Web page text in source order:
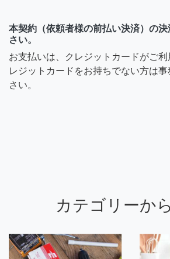
本契約（依頼者様の前払い決済）の
さい。
お支払いは、クレジットカードがご
レジットカードをお持ちでない方は
さい。
カテゴリーか